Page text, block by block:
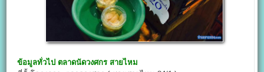
ข้อมูลทั่วไป ตลาดนัดวงศกร สายไหม